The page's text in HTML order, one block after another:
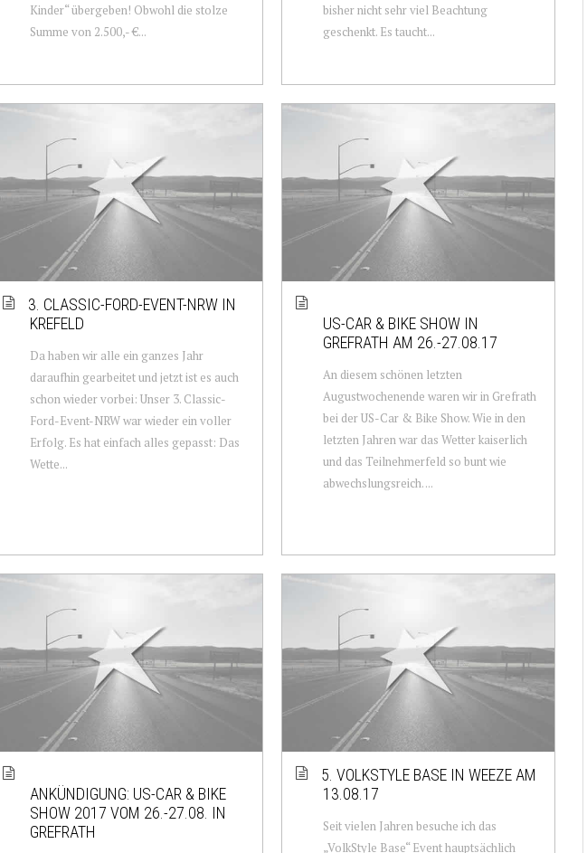
Kinder“ übergeben! Obwohl die stolze
Summe von 2.500,- €...
bisher nicht sehr viel Beachtung
geschenkt. Es taucht...
3. CLASSIC-FORD-EVENT-NRW IN
KREFELD
Da haben wir alle ein ganzes Jahr
daraufhin gearbeitet und jetzt ist es auch
schon wieder vorbei: Unser 3. Classic-
Ford-Event-NRW war wieder ein voller
Erfolg. Es hat einfach alles gepasst: Das
Wette...
US-CAR & BIKE SHOW IN
GREFRATH AM 26.-27.08.17
An diesem schönen letzten
Augustwochenende waren wir in Grefrath
bei der US-Car & Bike Show. Wie in den
letzten Jahren war das Wetter kaiserlich
und das Teilnehmerfeld so bunt wie
abwechslungsreich. ...
ANKÜNDIGUNG: US-CAR & BIKE
SHOW 2017 VOM 26.-27.08. IN
GREFRATH
5. VOLKSTYLE BASE IN WEEZE AM
13.08.17
Seit vielen Jahren besuche ich das
„VolkStyle Base“ Event hauptsächlich